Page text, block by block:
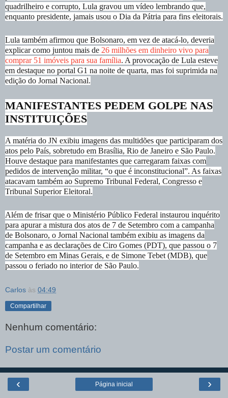
quadrilheiro e corrupto, Lula gravou um vídeo lembrando que,
enquanto presidente, jamais usou o Dia da Pátria para fins eleitorais.
Lula também afirmou que Bolsonaro, em vez de atacá-lo, deveria
explicar como juntou mais de 26 milhões em dinheiro vivo para
comprar 51 imóveis para sua família. A provocação de Lula esteve
em destaque no portal G1 na noite de quarta, mas foi suprimida na
edição do Jornal Nacional.
MANIFESTANTES PEDEM GOLPE NAS
INSTITUIÇÕES
A matéria do JN exibiu imagens das multidões que participaram dos
atos pelo País, sobretudo em Brasília, Rio de Janeiro e São Paulo.
Houve destaque para manifestantes que carregaram faixas com
pedidos de intervenção militar, “o que é inconstitucional”. As faixas
atacavam também ao Supremo Tribunal Federal, Congresso e
Tribunal Superior Eleitoral.
Além de frisar que o Ministério Público Federal instaurou inquérito
para apurar a mistura dos atos de 7 de Setembro com a campanha
de Bolsonaro, o Jornal Nacional também exibiu as imagens da
campanha e as declarações de Ciro Gomes (PDT), que passou o 7
de Setembro em Minas Gerais, e de Simone Tebet (MDB), que
passou o feriado no interior de São Paulo.
Carlos às 04:49
Compartilhar
Nenhum comentário:
Postar um comentário
‹ ›
Página inicial